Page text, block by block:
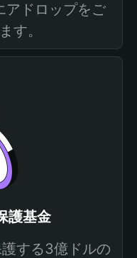
アドロップをご
す。
護基金
する3億ドルの